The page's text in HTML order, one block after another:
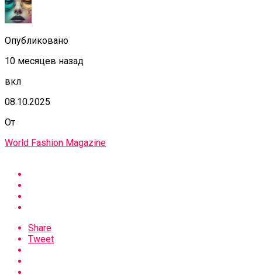
Опубликовано
10 месяцев назад
вкл
08.10.2025
От
World Fashion Magazine
Share
Tweet